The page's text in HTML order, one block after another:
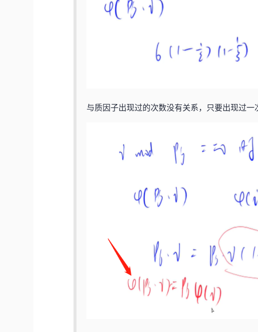
与质因子出现过的次数没有关系，只要出现过一